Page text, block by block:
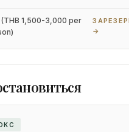
1,500-3,000 per
→